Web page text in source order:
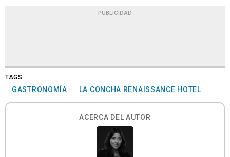
PUBLICIDAD
TAGS
GASTRONOMÍA LA CONCHA RENAISSANCE HOTEL
ACERCA DEL AUTOR